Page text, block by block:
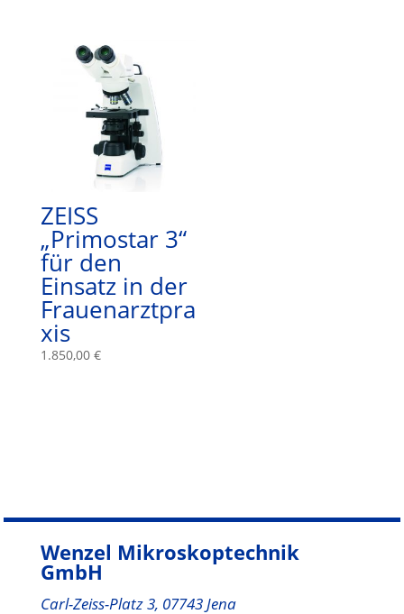
ZEISS
„Primostar 3“
für den
Einsatz in der
Frauenarztpra
xis
1.850,00 €
Wenzel Mikroskoptechnik
GmbH
Carl-Zeiss-Platz 3, 07743 Jena